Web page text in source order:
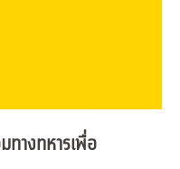
ทางทหารเพื่อ